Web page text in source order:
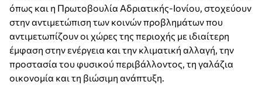
όπως και η Πρωτοβουλία Αδριατικής-Ιονίου, στοχεύουν
στην αντιμετώπιση των κοινών προβλημάτων που
αντιμετωπίζουν οι χώρες της περιοχής με ιδιαίτερη
έμφαση στην ενέργεια και την κλιματική αλλαγή, την
προστασία του φυσικού περιβάλλοντος, τη γαλάζια
οικονομία και τη βιώσιμη ανάπτυξη.